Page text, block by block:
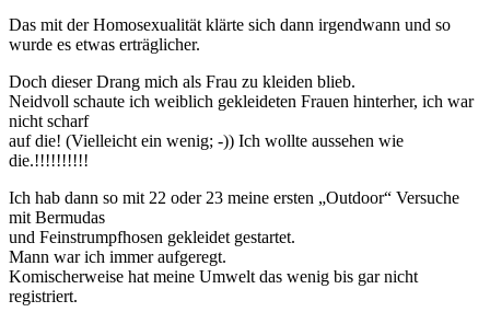
Das mit der Homosexualität klärte sich dann irgendwann und so
wurde es etwas erträglicher.
Doch dieser Drang mich als Frau zu kleiden blieb.
Neidvoll schaute ich weiblich gekleideten Frauen hinterher, ich war
nicht scharf
auf die! (Vielleicht ein wenig; -)) Ich wollte aussehen wie
die.!!!!!!!!!!
Ich hab dann so mit 22 oder 23 meine ersten „Outdoor“ Versuche
mit Bermudas
und Feinstrumpfhosen gekleidet gestartet.
Mann war ich immer aufgeregt.
Komischerweise hat meine Umwelt das wenig bis gar nicht
registriert.